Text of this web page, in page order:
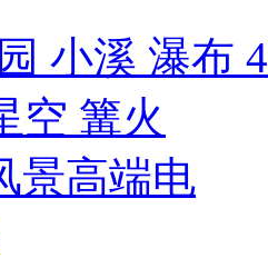
小溪 瀑布